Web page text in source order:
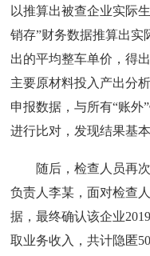
以推算出被查企业实际
销存”财务数据推算出实
出的平均整车单价，得
主要原材料投入产出分
申报数据，与所有“账外
进行比对，发现结果基本
随后，检查人员再次
负责人李某，面对检查
据，最终确认该企业
取业务收入，共计隐匿